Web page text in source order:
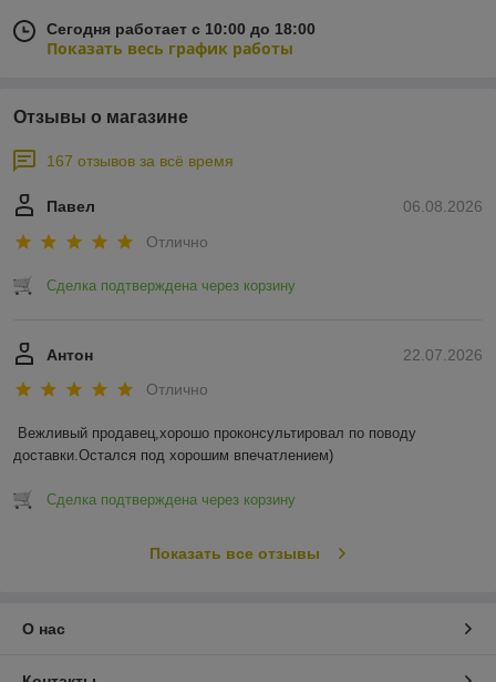
Сегодня работает с 10:00 до 18:00
Показать весь график работы
Отзывы о магазине
167 отзывов за всё время
06.08.2026
Павел
Отлично
Сделка подтверждена через корзину
22.07.2026
Антон
Отлично
Вежливый продавец,хорошо проконсультировал по поводу
доставки.Остался под хорошим впечатлением)
Сделка подтверждена через корзину
Показать все отзывы
О нас